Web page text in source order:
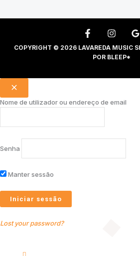
COPYRIGHT © 2026 LAVAREDA MUSIC
POR BLEEP*
Nome de utilizador ou endereço de email
Senha
Manter sessão
Lost your password?